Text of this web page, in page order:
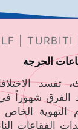
| TURBITI
الحرجة
تفسد
الفرق شهوراً
التهوية
الفقاعات